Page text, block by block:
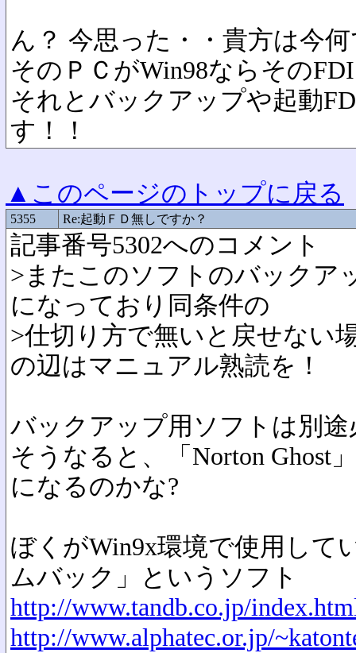
ん？ 今思った・・貴方は今
そのＰＣがWin98ならその
それとバックアップや起動
す！！
▲このページのトップに戻る
5355 Re:起動ＦＤ無しですか？
記事番号5302へのコメント
>またこのソフトのバックア
になっており同条件の
>仕切り方で無いと戻せない
の辺はマニュアル熟読を！
バックアップ用ソフトは別途
そうなると、「Norton Ghost
になるのかな?
ぼくがWin9x環境で使用して
ムバック」というソフト
http://www.tandb.co.jp/
http://www.alphatec.or.jp/